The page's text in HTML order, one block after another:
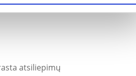
atsiliepimų